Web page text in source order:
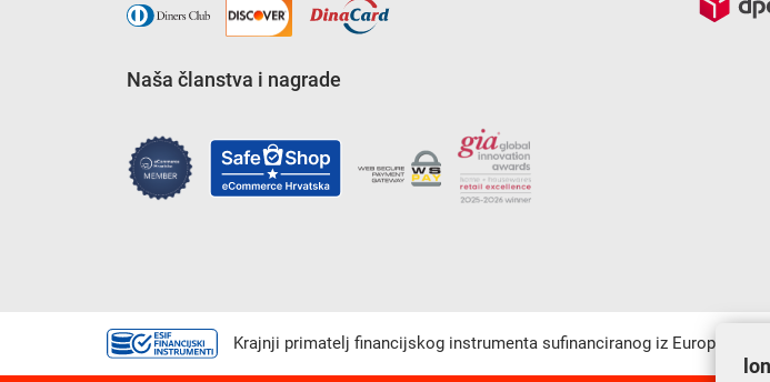
Naša članstva i nagrade
Krajnji primatelj financijskog instrumenta sufinanciranog iz Europskog